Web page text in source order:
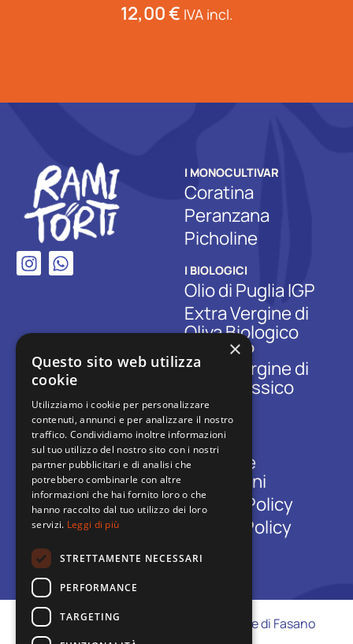
12,00€ IVA incl.
I MONOCULTIVAR
Coratina
Peranzana
Picholine
I BIOLOGICI
Olio di Puglia IGP
Extra Vergine di
Oliva Biologico
IL CLASSICO
Extra Vergine di
Oliva Classico
EXTRA
Contatti
Termini e
condizioni
Privacy Policy
Cookie Policy
Agricola Adriatica Vivai
– 72016 Speziale di Fasano
(Br) – Italia
×
Questo sito web utilizza
cookie
Utilizziamo i cookie per personalizzare
contenuti, annunci e per analizzare il nostro
traffico. Condividiamo inoltre informazioni
sul tuo utilizzo del nostro sito con i nostri
partner pubblicitari e di analisi che
potrebbero combinarle con altre
informazioni che hai fornito loro o che
hanno raccolto dal tuo utilizzo dei loro
servizi. Leggi di più
STRETTAMENTE NECESSARI
PERFORMANCE
TARGETING